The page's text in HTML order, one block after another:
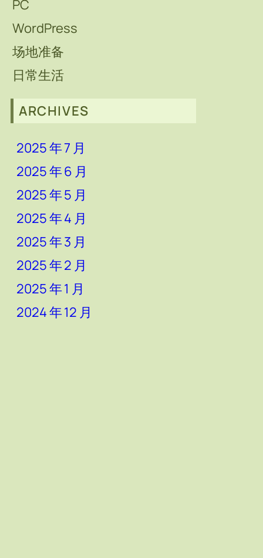
PC
WordPress
场地准备
日常生活
ARCHIVES
2025 年 7 月
2025 年 6 月
2025 年 5 月
2025 年 4 月
2025 年 3 月
2025 年 2 月
2025 年 1 月
2024 年 12 月